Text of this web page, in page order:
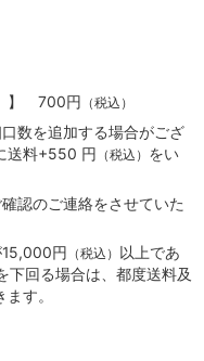
】 700円 （税込）
数を追加する場合がござ
送料+550 円 （税込） をい
認のご連絡をさせていた
円 （税込） 以上であ
下回る場合は、都度送料及
す。